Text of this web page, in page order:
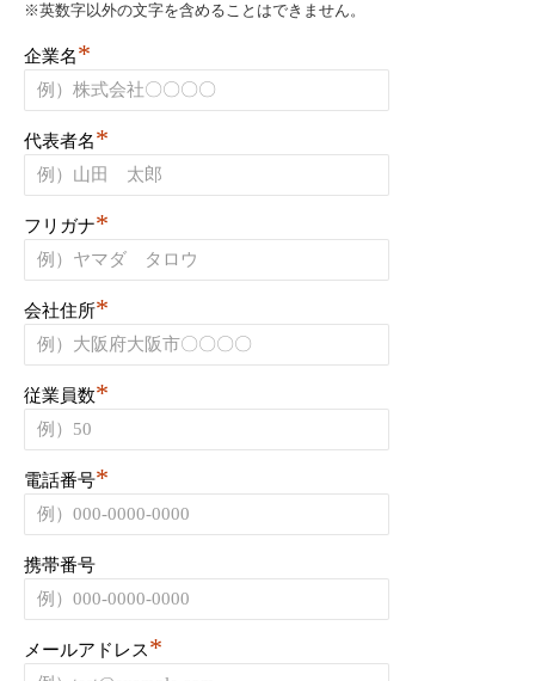
※英数字以外の文字を含めることはできません。
企業名*
代表者名*
フリガナ*
会社住所*
従業員数*
電話番号*
携帯番号
メールアドレス*